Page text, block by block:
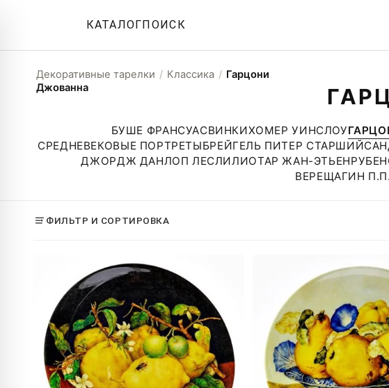
КАТАЛОГПОИСК
Декоративные тарелки / Классика / Гарцони
Джованна
БУШЕ ФРАНСУАСВИНКИХОМЕР УИНСЛОУ
СРЕДНЕВЕКОВЫЕ ПОРТРЕТЫБРЕЙГЕЛЬ ПИТЕР СТАРШИЙ
ДЖОРДЖ ДАНЛОП ЛЕСЛИЛИОТАР ЖАН-ЭТЬЕН
ВЕРЕЩАГИН П.П.
ФИЛЬТР И СОРТИРОВКА